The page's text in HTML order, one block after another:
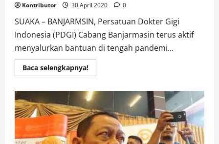
Kontributor 30 April 2020 0
SUAKA – BANJARMSIN, Persatuan Dokter Gigi
Indonesia (PDGI) Cabang Banjarmasin terus aktif
menyalurkan bantuan di tengah pandemi...
Baca selengkapnya!Read
more
Cabang
Banjarmasin
Bagi-
Bagi
Paket
APD,
PMT